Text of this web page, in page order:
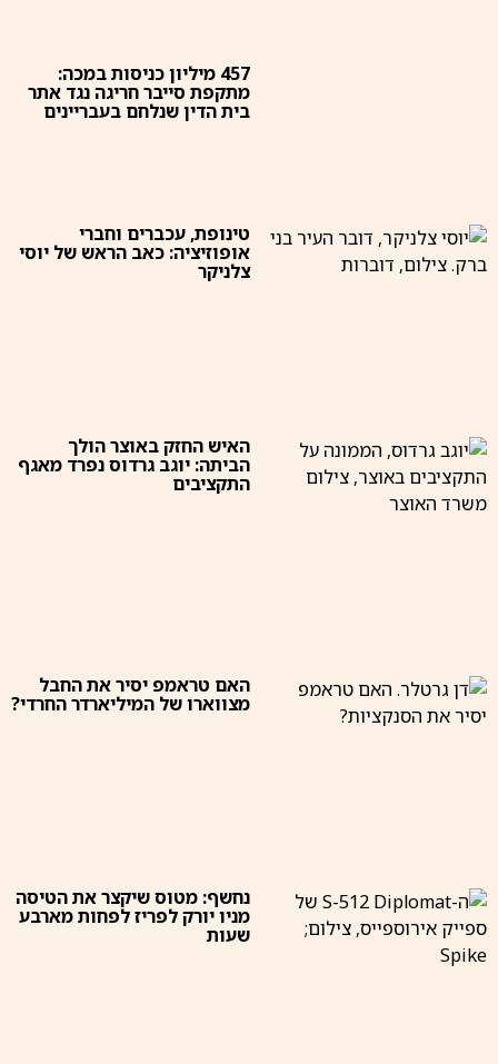
457 מיליון כניסות במכה:
מתקפת סייבר חריגה נגד אתר
בית הדין שנלחם בעבריינים
טינופת, עכברים וחברי
אופוזיציה: כאב הראש של יוסי
צלניקר
האיש החזק באוצר הולך
הביתה: יוגב גרדוס נפרד מאגף
התקציבים
האם טראמפ יסיר את החבל
מצווארו של המיליארדר החרדי?
נחשף: מטוס שיקצר את הטיסה
מניו יורק לפריז לפחות מארבע
שעות